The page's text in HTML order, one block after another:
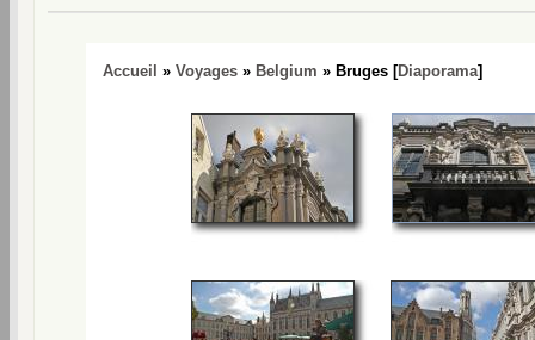
Accueil » Voyages » Belgium » Bruges [Diaporama]